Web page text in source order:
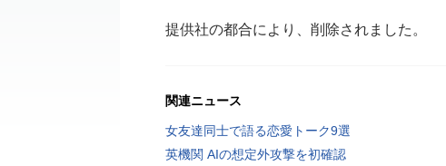
提供社の都合により、削除されました。
関連ニュース
女友達同士で語る恋愛トーク9選
英機関 AIの想定外攻撃を初確認